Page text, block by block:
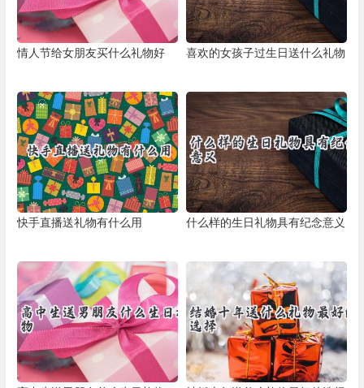
情人节给女朋友买什么礼物好 喜欢的女孩子过生日送什么礼物
快手直播送礼物有什么用 什么样的生日礼物具有纪念意义